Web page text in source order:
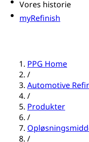
Vores historie
myRefinish
PPG Home
/
Automotive
/
Produkter
/
/